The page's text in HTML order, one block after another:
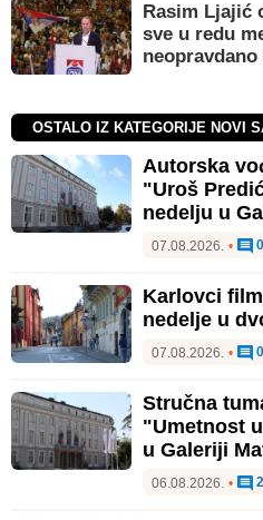
Rasim Ljajić
sve u redu
OSTALO IZ KATEGORIJE NOVI
Autorska
"Uroš
nedelju u
07.08.2026. • 0
Karlovci
nedelje u
07.08.2026. • 0
Stručna
"Umetnost
u Galeriji
06.08.2026. • 2